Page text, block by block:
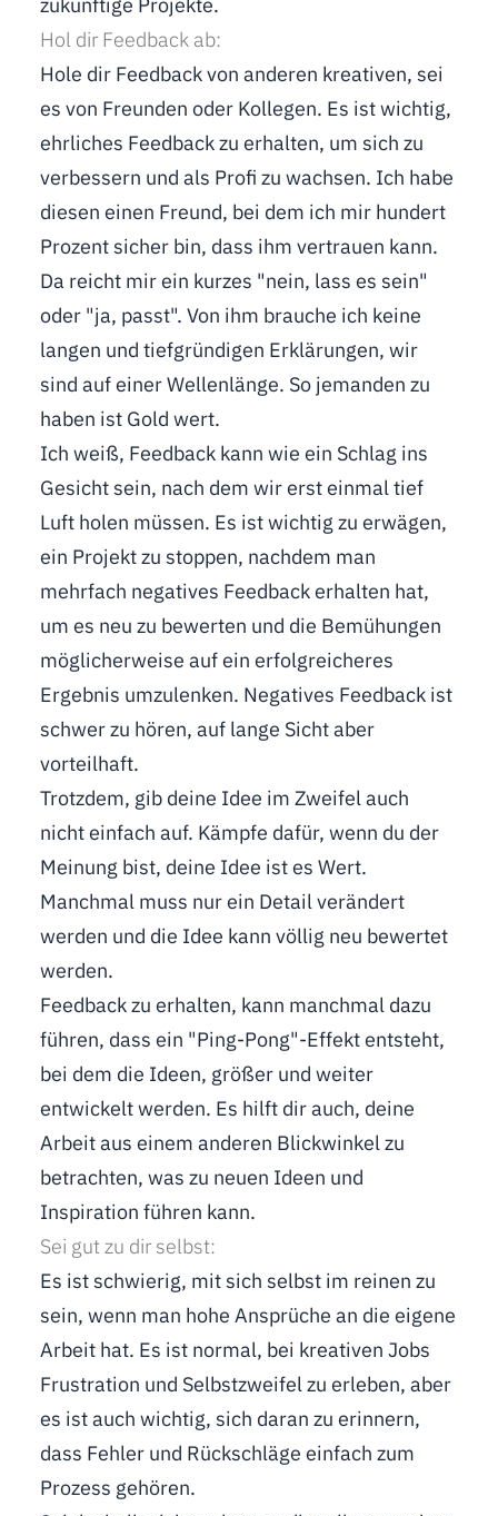
Hol dir Feedback ab:
Hole dir Feedback von anderen kreativen, sei
es von Freunden oder Kollegen. Es ist wichtig,
ehrliches Feedback zu erhalten, um sich zu
verbessern und als Profi zu wachsen. Ich habe
diesen einen Freund, bei dem ich mir hundert
Prozent sicher bin, dass ihm vertrauen kann.
Da reicht mir ein kurzes "nein, lass es sein"
oder "ja, passt". Von ihm brauche ich keine
langen und tiefgründigen Erklärungen, wir
sind auf einer Wellenlänge. So jemanden zu
haben ist Gold wert.
Ich weiß, Feedback kann wie ein Schlag ins
Gesicht sein, nach dem wir erst einmal tief
Luft holen müssen. Es ist wichtig zu erwägen,
ein Projekt zu stoppen, nachdem man
mehrfach negatives Feedback erhalten hat,
um es neu zu bewerten und die Bemühungen
möglicherweise auf ein erfolgreicheres
Ergebnis umzulenken. Negatives Feedback ist
schwer zu hören, auf lange Sicht aber
vorteilhaft.
Trotzdem, gib deine Idee im Zweifel auch
nicht einfach auf. Kämpfe dafür, wenn du der
Meinung bist, deine Idee ist es Wert.
Manchmal muss nur ein Detail verändert
werden und die Idee kann völlig neu bewertet
werden.
Feedback zu erhalten, kann manchmal dazu
führen, dass ein "Ping-Pong"-Effekt entsteht,
bei dem die Ideen, größer und weiter
entwickelt werden. Es hilft dir auch, deine
Arbeit aus einem anderen Blickwinkel zu
betrachten, was zu neuen Ideen und
Inspiration führen kann.
Sei gut zu dir selbst:
Es ist schwierig, mit sich selbst im reinen zu
sein, wenn man hohe Ansprüche an die eigene
Arbeit hat. Es ist normal, bei kreativen Jobs
Frustration und Selbstzweifel zu erleben, aber
es ist auch wichtig, sich daran zu erinnern,
dass Fehler und Rückschläge einfach zum
Prozess gehören.